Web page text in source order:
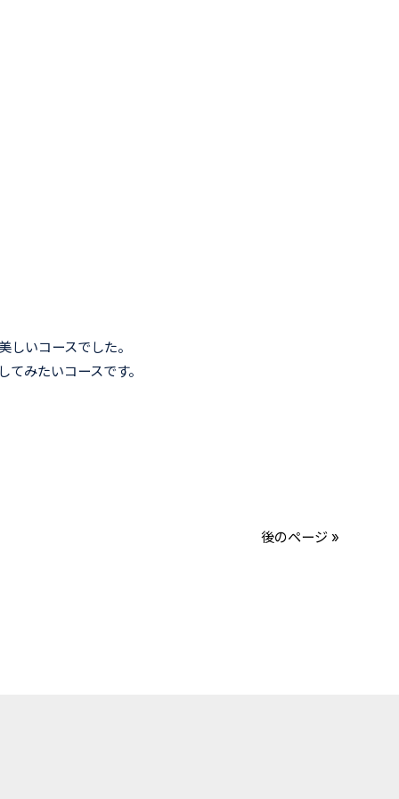
しいコースでした。
みたいコースです。
後のページ »